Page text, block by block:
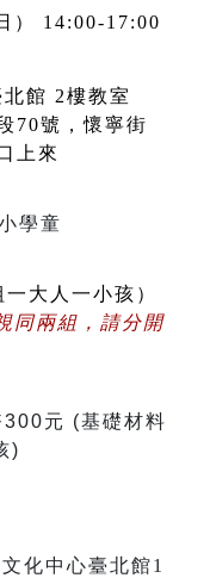
） 14:00-17:00
館 2樓教室
號，懷寧街
上來
學童
同兩組，請分開
元 (基礎材料
)
化中心臺北館1